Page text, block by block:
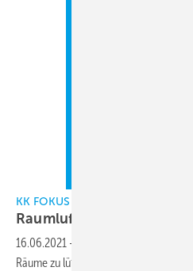
KK FOKUS
Raumlufttechnik
16.06.2021 -
Räume zu lüften oder zu klimatisieren